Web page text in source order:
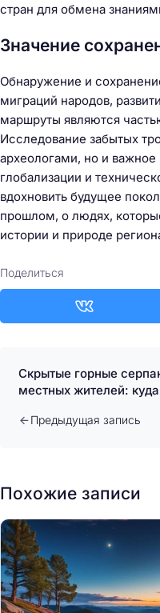
стран для обмена
Значение
Обнаружение и
миграций народов,
маршруты являются
Исследование забытых
археологами, но и важное
глобализации и
вдохновить будущее
прошлом, о людях,
истории и природе
Поделиться
Скрытые горные
местных жителей:
Предыдущая запись
Похожие записи